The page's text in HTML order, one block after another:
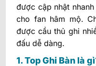
được cập nhật
cho fan hâm mộ.
được cầu thủ ghi
đấu dễ dàng.
1. Top Ghi Bàn là